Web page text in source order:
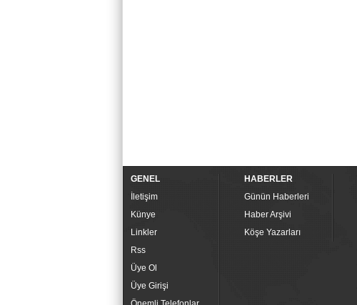
GENEL
İletişim
Künye
Linkler
Rss
Üye Ol
Üye Girişi
HABERLER
Günün Haberleri
Haber Arşivi
Köşe Yazarları